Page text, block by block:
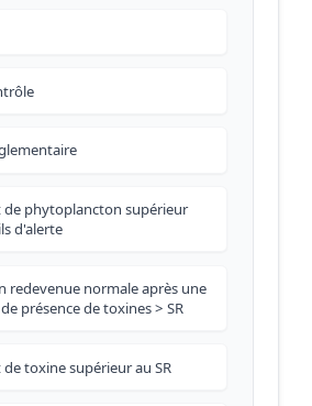
de phytoplancton supérieur
d'alerte
redevenue normale après une
présence de toxines > SR
de toxine supérieur au SR